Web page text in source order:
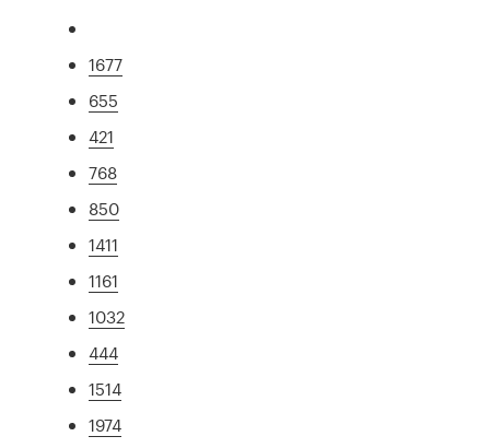
1677
655
421
768
850
1411
1161
1032
444
1514
1974